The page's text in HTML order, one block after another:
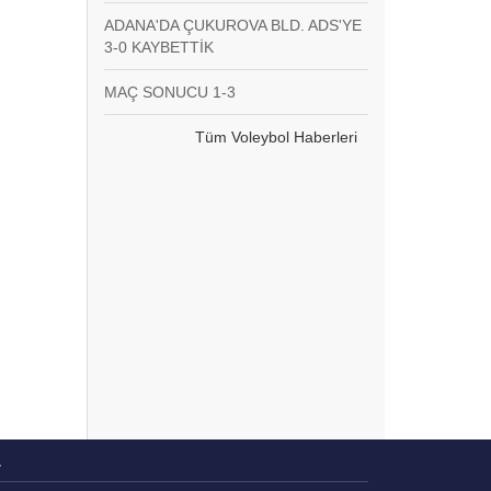
ADANA'DA ÇUKUROVA BLD. ADS'YE
3-0 KAYBETTİK
MAÇ SONUCU 1-3
Tüm Voleybol Haberleri